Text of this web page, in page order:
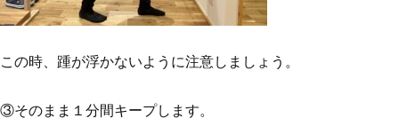
この時、踵が浮かないように注意しましょう。
③そのまま１分間キープします。